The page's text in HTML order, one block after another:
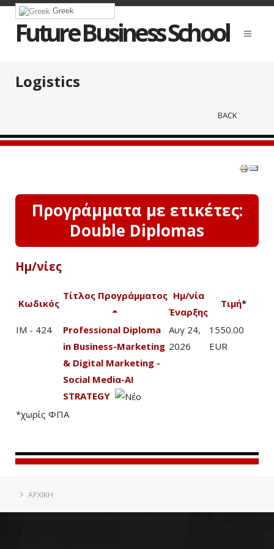
Greek
Future Business School
Logistics
BACK
Προγράμματα με ετικέτες:
Double Diplomas
Ημ/νίες
Κωδικός
Τίτλος Προγράμματος Ημ/νία
Έναρξης
Τιμή*
IM - 424
Professional Diploma
in Business-Marketing
& Digital Marketing -
Social Mediα-AI
STRATEGY
Αυγ 24,
2026
1550.00
EUR
*χωρίς ΦΠΑ
ΑΡΧΙΚΗ